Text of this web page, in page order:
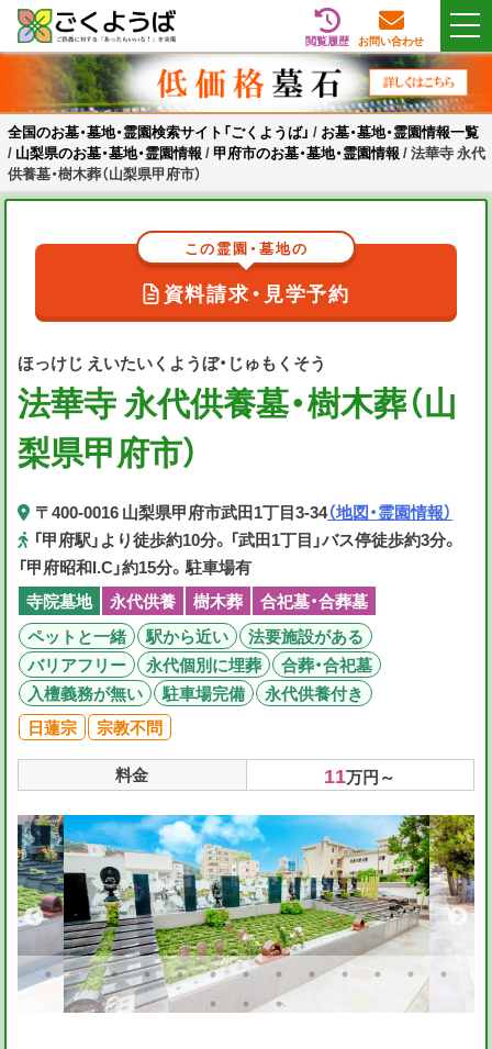
Skip
content
全国のお墓・墓地・霊園検索サイト「ごくようば」
ご供養をもっと身近に
閲覧履歴 お問い合わせ
全国のお墓・墓地・霊園検索サイト「ごくようば」 / お墓・墓地・霊園情報一覧
/ 山梨県のお墓・墓地・霊園情報 /甲府市のお墓・墓地・霊園情報 /法華寺 永代
供養墓・樹木葬（山梨県甲府市）
ほっけじ えいたいくようぼ・じゅもくそう
法華寺 永代供養墓・樹木葬（山
梨県甲府市）
〒400-0016 山梨県甲府市武田1丁目3-34（地図・霊園情報）
「甲府駅」より徒歩約10分。「武田1丁目」バス停徒歩約3分。
「甲府昭和I.C」約15分。駐車場有
この霊園・墓地の
資料請求・見学予約
寺院墓地 永代供養 樹木葬
合祀墓・合葬墓
ペットと一緒
駅から近い
法要施設がある
バリアフリー
永代個別に埋葬
合葬・合祀墓
入檀義務が無い
駐車場完備
永代供養付き
日蓮宗
宗教不問
料金
11万円～